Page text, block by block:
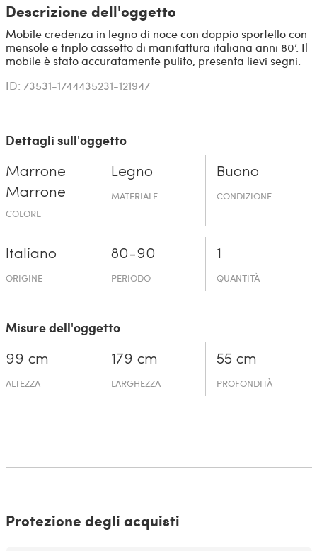
Descrizione dell'oggetto
Mobile credenza in legno di noce con doppio sportello con
mensole e triplo cassetto di manifattura italiana anni 80’. Il
mobile è stato accuratamente pulito, presenta lievi segni.
ID: 73531-1744435231-121947
Dettagli sull'oggetto
Marrone
Marrone
COLORE
Legno
MATERIALE
Buono
CONDIZIONE
Italiano
ORIGINE
80-90
PERIODO
1
QUANTITÀ
Misure dell'oggetto
99 cm
ALTEZZA
179 cm
LARGHEZZA
55 cm
PROFONDITÀ
Protezione degli acquisti